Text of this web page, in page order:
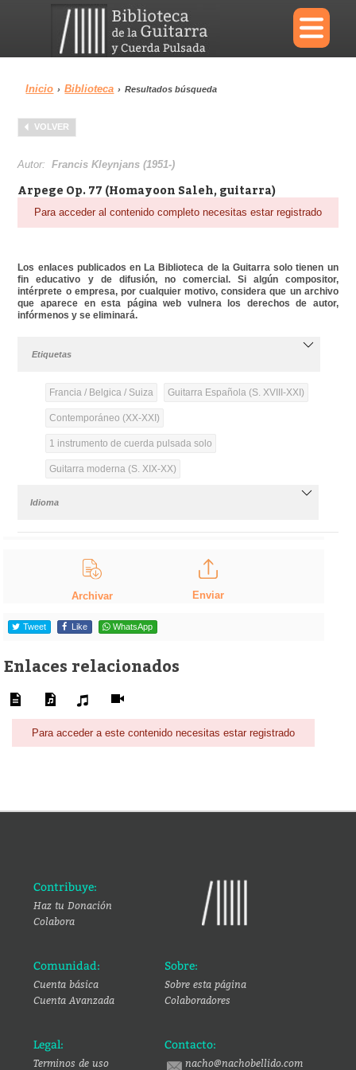
×
Menu
Biblioteca
Inicio › Biblioteca › Resultados búsqueda
VOLVER
Autor:Francis Kleynjans (1951-)
Arpege Op. 77 (Homayoon Saleh, guitarra)
Para acceder al contenido completo necesitas estar registrado
Los enlaces publicados en La Biblioteca de la Guitarra solo tienen un
fin educativo y de difusión, no comercial. Si algún compositor,
intérprete o empresa, por cualquier motivo, considera que un archivo
que aparece en esta página web vulnera los derechos de autor,
infórmenos y se eliminará.
Etiquetas
Francia / Belgica / Suiza Guitarra Española (S. XVIII-XXI)
Contemporáneo (XX-XXI)
1 instrumento de cuerda pulsada solo
Guitarra moderna (S. XIX-XX)
Idioma
Archivar Enviar
Tweet Like WhatsApp
Enlaces relacionados
Para acceder a este contenido necesitas estar registrado
Contribuye:
Haz tu Donación
Colabora
Comunidad:
Cuenta básica
Cuenta Avanzada
Sobre:
Sobre esta página
Colaboradores
Legal:
Terminos de uso
Contacto:
nacho@nachobellido.com